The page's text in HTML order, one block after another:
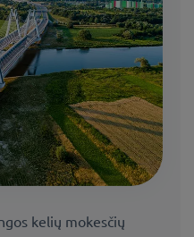
kelių mokesčių